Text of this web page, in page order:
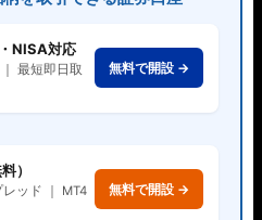
NISA対応
最短即日取
無料で開設 →
）
ッド ｜ MT4
無料で開設 →